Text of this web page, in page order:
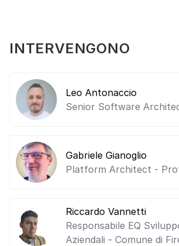
INTERVENGONO
Leo Antonaccio
Senior Software
Gabriele Gianoglio
Platform Architect -
Riccardo Vannetti
Responsabile EQ
Aziendali - Comune di